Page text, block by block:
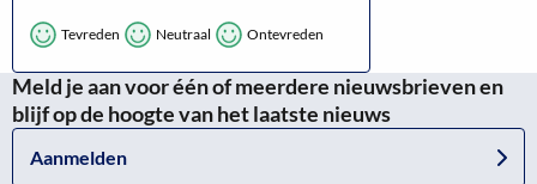
Tevreden Neutraal Ontevreden
Meld je aan voor één of meerdere nieuwsbrieven en
blijf op de hoogte van het laatste nieuws
Aanmelden